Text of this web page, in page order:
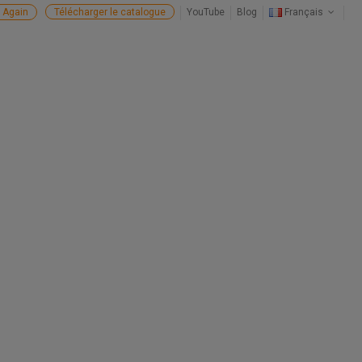
Français
Blog
YouTube
Télécharger le catalogue
Again